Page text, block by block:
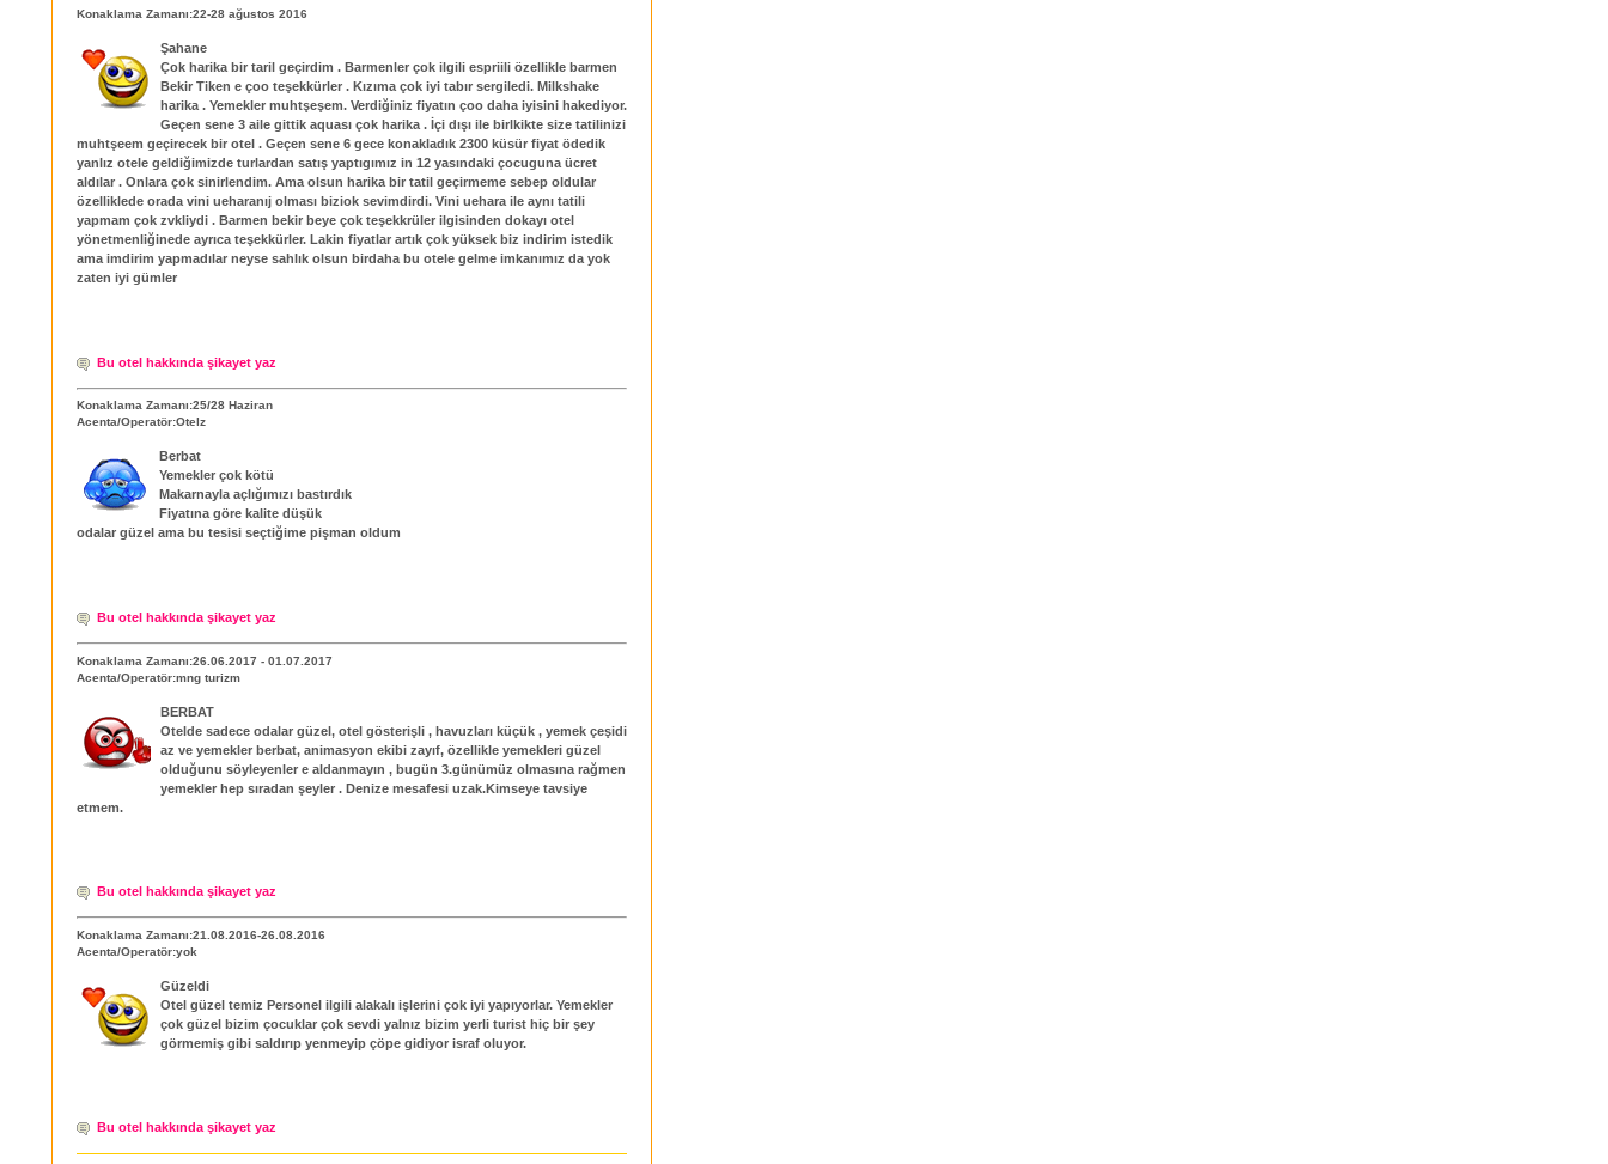
Konaklama Zamanı:22-28 ağustos 2016
Şahane
Çok harika bir taril geçirdim . Barmenler çok ilgili espriili özellikle barmen
Bekir Tiken e çoo teşekkürler . Kızıma çok iyi tabır sergiledi. Milkshake
harika . Yemekler muhtşeşem. Verdiğiniz fiyatın çoo daha iyisini hakediyor.
Geçen sene 3 aile gittik aquası çok harika . İçi dışı ile birlkikte size tatilinizi
muhtşeem geçirecek bir otel . Geçen sene 6 gece konakladık 2300 küsür fiyat ödedik
yanlız otele geldiğimizde turlardan satış yaptıgımız in 12 yasındaki çocuguna ücret
aldılar . Onlara çok sinirlendim. Ama olsun harika bir tatil geçirmeme sebep oldular
özelliklede orada vini ueharanıj olması biziok sevimdirdi. Vini uehara ile aynı tatili
yapmam çok zvkliydi . Barmen bekir beye çok teşekkrüler ilgisinden dokayı otel
yönetmenliğinede ayrıca teşekkürler. Lakin fiyatlar artık çok yüksek biz indirim istedik
ama imdirim yapmadılar neyse sahlık olsun birdaha bu otele gelme imkanımız da yok
zaten iyi gümler
Bu otel hakkında şikayet yaz
Konaklama Zamanı:25/28 Haziran
Acenta/Operatör:Otelz
Berbat
Yemekler çok kötü
Makarnayla açlığımızı bastırdık
Fiyatına göre kalite düşük
odalar güzel ama bu tesisi seçtiğime pişman oldum
Bu otel hakkında şikayet yaz
Konaklama Zamanı:26.06.2017 - 01.07.2017
Acenta/Operatör:mng turizm
BERBAT
Otelde sadece odalar güzel, otel gösterişli , havuzları küçük , yemek çeşidi
az ve yemekler berbat, animasyon ekibi zayıf, özellikle yemekleri güzel
olduğunu söyleyenler e aldanmayın , bugün 3.günümüz olmasına rağmen
yemekler hep sıradan şeyler . Denize mesafesi uzak.Kimseye tavsiye
etmem.
Bu otel hakkında şikayet yaz
Konaklama Zamanı:21.08.2016-26.08.2016
Acenta/Operatör:yok
Güzeldi
Otel güzel temiz Personel ilgili alakalı işlerini çok iyi yapıyorlar. Yemekler
çok güzel bizim çocuklar çok sevdi yalnız bizim yerli turist hiç bir şey
görmemiş gibi saldırıp yenmeyip çöpe gidiyor israf oluyor.
Bu otel hakkında şikayet yaz